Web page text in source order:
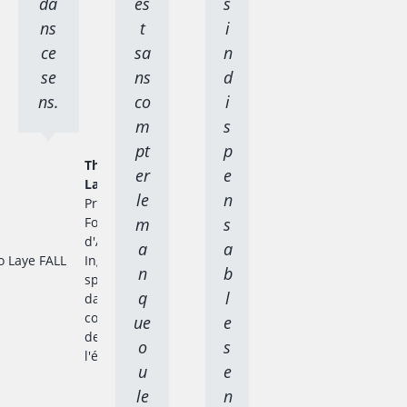
ns
ce
se
ns.
Thierno
Laye FALL
Président
Fondateur
d'ACTEDUS,
Ingénieur
spécialisé
dans la
conversion
de
l'énergie
t
sa
ns
co
m
pt
er
le
m
a
n
q
ue
o
u
le
i
n
d
i
s
p
e
n
s
a
b
l
e
s
e
n